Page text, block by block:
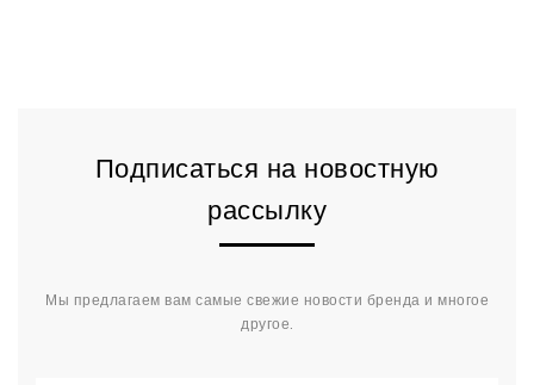
Подписаться на новостную
рассылку
Мы предлагаем вам самые свежие новости бренда и многое
другое.